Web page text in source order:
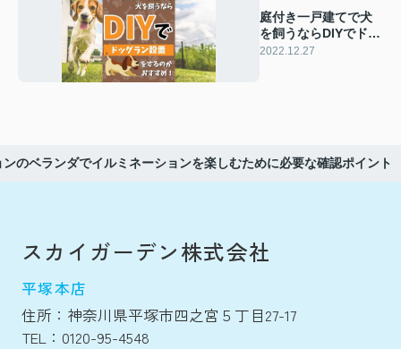
庭付き一戸建てで犬
を飼うならDIYでドッ
グラン設置をするの
2022.12.27
ンのベランダでイルミネーションを楽しむために必要な確認ポイント
スカイガーデン株式会社
平塚本店
住所：神奈川県平塚市四之宮５丁目27-17
TEL：0120-95-4548